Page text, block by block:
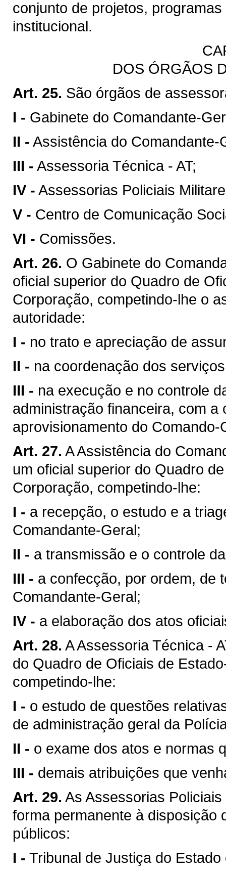
conjunto de projetos,
institucional.
DOS ÓRGÃOS
Art. 25. São órgãos de
I - Gabinete do Comandante-
II - Assistência do Comandante-
III - Assessoria Técnica - AT;
IV - Assessorias Policiais
V - Centro de Comunicação
VI - Comissões.
Art. 26. O Gabinete do
oficial superior do Quadro de
Corporação, competindo-lhe o
autoridade:
I - no trato e apreciação de
II - na coordenação dos
III - na execução e no controle
administração financeira, com
aprovisionamento do Comando-
Art. 27. A Assistência do
um oficial superior do Quadro
Corporação, competindo-lhe:
I - a recepção, o estudo e a
Comandante-Geral;
II - a transmissão e o controle
III - a confecção, por ordem, de
Comandante-Geral;
IV - a elaboração dos atos
Art. 28. A Assessoria Técnica -
do Quadro de Oficiais de
competindo-lhe:
I - o estudo de questões
de administração geral da
II - o exame dos atos e normas
III - demais atribuições que
Art. 29. As Assessorias
forma permanente à disposição
públicos:
I - Tribunal de Justiça do